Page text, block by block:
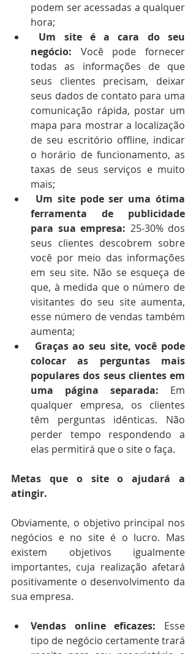
podem ser acessadas a qualquer
hora;
Um site é a cara do seu
negócio: Você pode fornecer
todas as informações de que
seus clientes precisam, deixar
seus dados de contato para uma
comunicação rápida, postar um
mapa para mostrar a localização
de seu escritório offline, indicar
o horário de funcionamento, as
taxas de seus serviços e muito
mais;
ferramenta de publicidade
para sua empresa: 25-30% dos
seus clientes descobrem sobre
você por meio das informações
em seu site. Não se esqueça de
que, à medida que o número de
visitantes do seu site aumenta,
esse número de vendas também
aumenta;
Graças ao seu site, você pode
colocar as perguntas mais
populares dos seus clientes em
uma página separada: Em
qualquer empresa, os clientes
têm perguntas idênticas. Não
perder tempo respondendo a
elas permitirá que o site o faça.
Metas que o site o ajudará a
atingir.
Obviamente, o objetivo principal nos
negócios e no site é o lucro. Mas
existem objetivos igualmente
importantes, cuja realização afetará
positivamente o desenvolvimento da
sua empresa.
Vendas online eficazes: Esse
tipo de negócio certamente trará